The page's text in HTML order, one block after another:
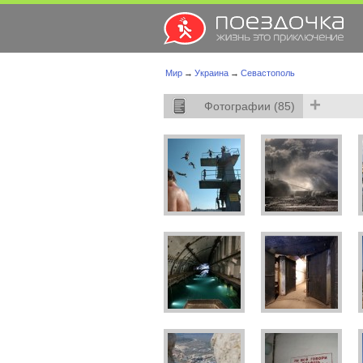
Мир → Украина → Севастополь
Фотографии (85) +